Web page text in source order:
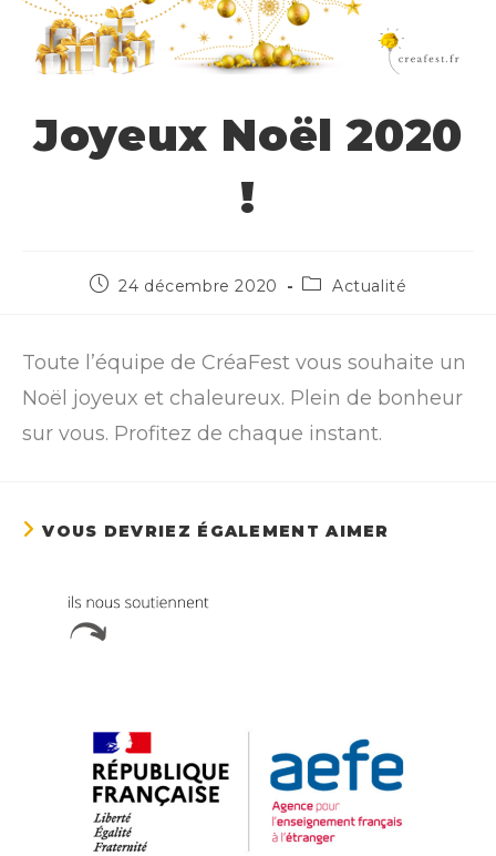
Joyeux Noël 2020
!
24 décembre 2020 Actualité
Toute l’équipe de CréaFest vous souhaite un
Noël joyeux et chaleureux. Plein de bonheur
sur vous. Profitez de chaque instant.
VOUS DEVRIEZ ÉGALEMENT AIMER